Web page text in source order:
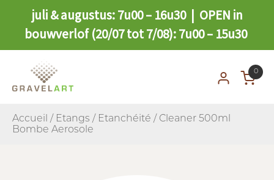
juli & augustus: 7u00 – 16u30 | OPEN in
bouwverlof (20/07 tot 7/08): 7u00 – 15u30
0
Accueil / Etangs / Etanchéité / Cleaner 500ml
Bombe Aerosole